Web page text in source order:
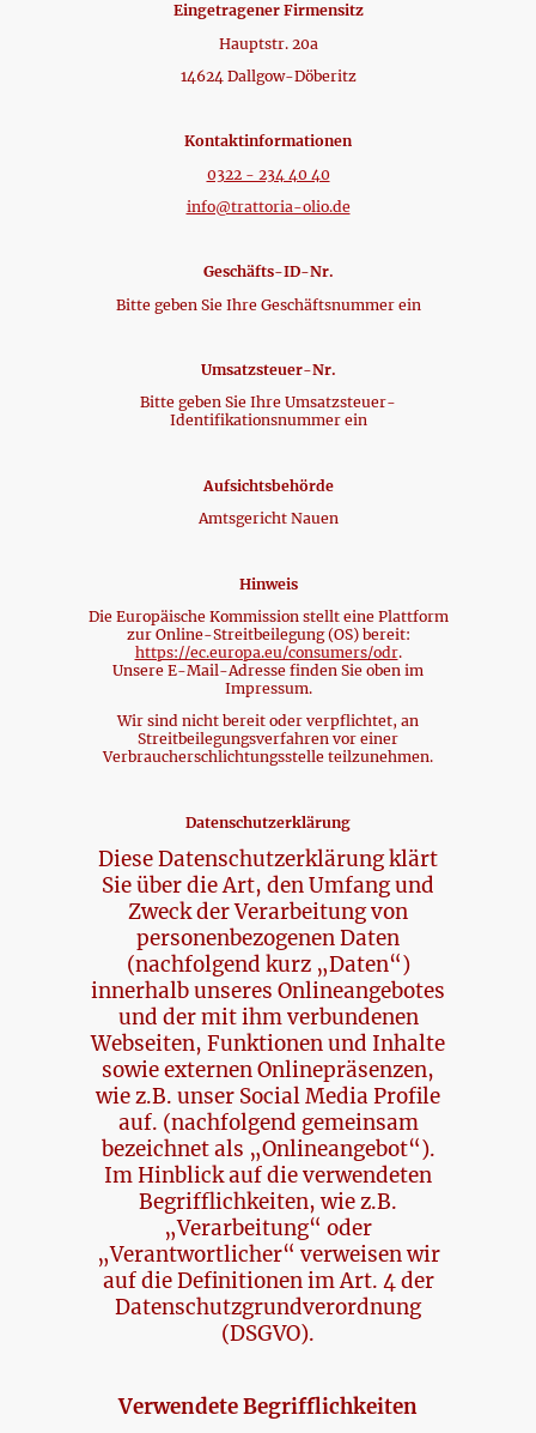
Eingetragener Firmensitz
Hauptstr. 20a
14624 Dallgow-Döberitz
Kontaktinformationen
0322 - 234 40 40
info@trattoria-olio.de
Geschäfts-ID-Nr.
Bitte geben Sie Ihre Geschäftsnummer ein
Umsatzsteuer-Nr.
Bitte geben Sie Ihre Umsatzsteuer-
Identifikationsnummer ein
Aufsichtsbehörde
Amtsgericht Nauen
Hinweis
Die Europäische Kommission stellt eine Plattform
zur Online-Streitbeilegung (OS) bereit:
https://ec.europa.eu/consumers/odr.
Unsere E-Mail-Adresse finden Sie oben im
Impressum.
Wir sind nicht bereit oder verpflichtet, an
Streitbeilegungsverfahren vor einer
Verbraucherschlichtungsstelle teilzunehmen.
Datenschutzerklärung
Diese Datenschutzerklärung klärt
Sie über die Art, den Umfang und
Zweck der Verarbeitung von
personenbezogenen Daten
(nachfolgend kurz „Daten“)
innerhalb unseres Onlineangebotes
und der mit ihm verbundenen
Webseiten, Funktionen und Inhalte
sowie externen Onlinepräsenzen,
wie z.B. unser Social Media Profile
auf. (nachfolgend gemeinsam
bezeichnet als „Onlineangebot“).
Im Hinblick auf die verwendeten
Begrifflichkeiten, wie z.B.
„Verarbeitung“ oder
„Verantwortlicher“ verweisen wir
auf die Definitionen im Art. 4 der
Datenschutzgrundverordnung
(DSGVO).
Verwendete Begrifflichkeiten